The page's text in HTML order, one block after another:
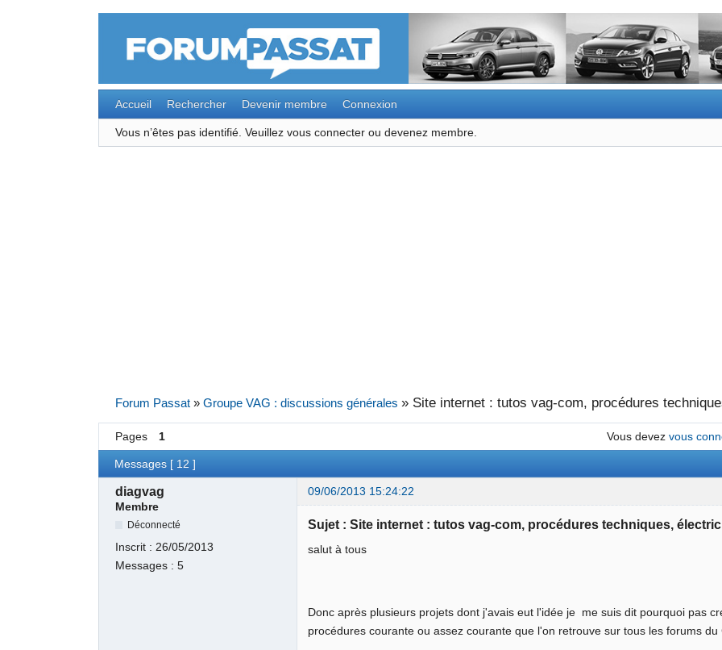
Accueil Rechercher Devenir membre Connexion
Vous n’êtes pas identifié. Veuillez vous connecter ou devenez membre.
Forum Passat » Groupe VAG : discussions générales » Site internet : tutos vag-com, procédures
Pages 1 Vous devez vous
Messages [ 12 ]
diagvag
09/06/2013 15:24:22
Membre
Déconnecté
Inscrit : 26/05/2013
Messages :5
Sujet : Site internet : tutos vag-com, procédures techniques,
salut à tous
Donc après plusieurs projets dont j'avais eut l'idée je me suis dit pourquoi pas
procédures courante ou assez courante que l'on retrouve sur tous les forums du